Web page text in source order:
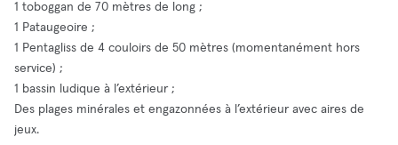
1 toboggan de 70 mètres de long ;
1 Pataugeoire ;
1 Pentagliss de 4 couloirs de 50 mètres (momentanément hors
service) ;
1 bassin ludique à l’extérieur ;
Des plages minérales et engazonnées à l’extérieur avec aires de
jeux.